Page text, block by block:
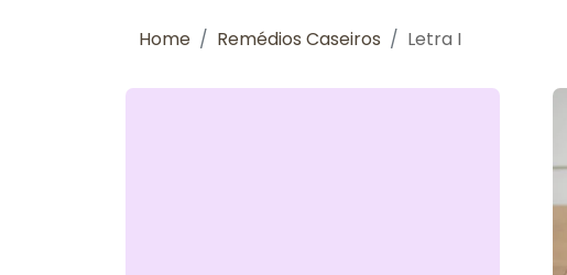
Home Remédios Caseiros Letra I